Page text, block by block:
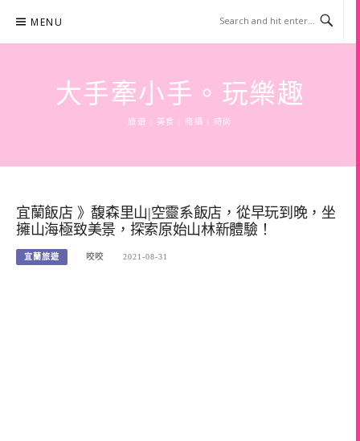
content
MENU
大手牽小手。玩樂趣
旅遊 | 美食 | 商攝 | 時尚
宜蘭飯店 》馥森里山|空靈系飯店，從早玩到晚，坐
擁山海極致美景，探索原始山林新體驗！
宜蘭旅遊 咬咬 2021-08-31